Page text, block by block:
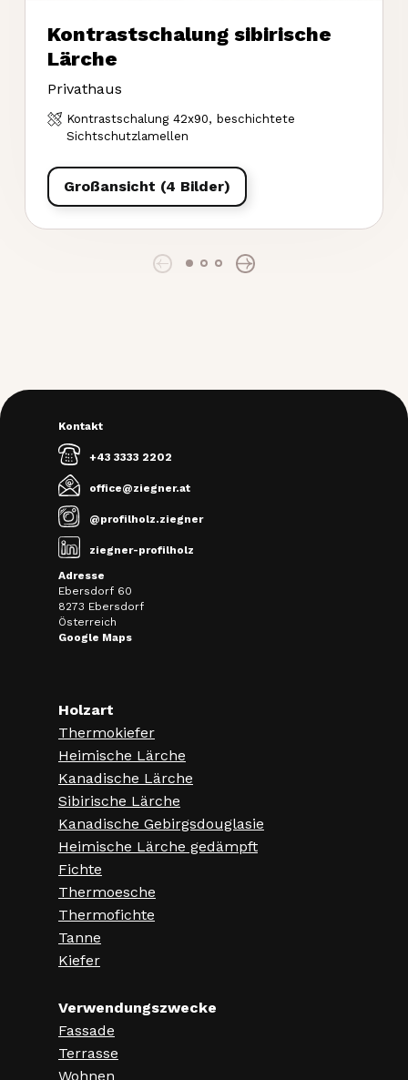
Kontrastschalung sibirische
Lärche
Privathaus
Kontrastschalung 42x90, beschichtete
Sichtschutzlamellen
Großansicht (4 Bilder)
Kontakt
+43 3333 2202
office@ziegner.at
@profilholz.ziegner
ziegner-profilholz
Adresse
Ebersdorf 60
8273 Ebersdorf
Österreich
Google Maps
Holzart
Thermokiefer
Heimische Lärche
Kanadische Lärche
Sibirische Lärche
Kanadische Gebirgsdouglasie
Heimische Lärche gedämpft
Fichte
Thermoesche
Thermofichte
Tanne
Kiefer
Verwendungszwecke
Fassade
Terrasse
Wohnen